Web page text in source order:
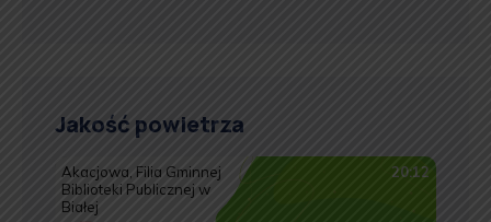
Jakość powietrza